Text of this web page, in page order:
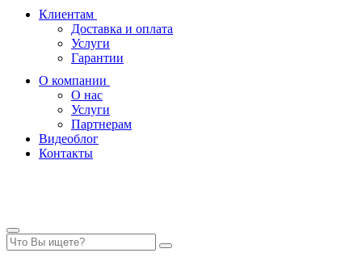
Клиентам
Доставка и оплата
Услуги
Гарантии
О компании
О нас
Услуги
Партнерам
Видеоблог
Контакты